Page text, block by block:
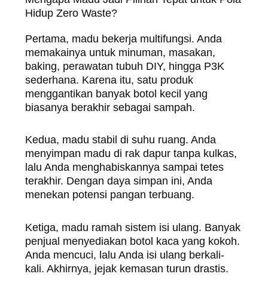
Hidup Zero Waste?
Pertama, madu bekerja multifungsi. Anda
memakainya untuk minuman, masakan,
baking, perawatan tubuh DIY, hingga P3K
sederhana. Karena itu, satu produk
menggantikan banyak botol kecil yang
biasanya berakhir sebagai sampah.
Kedua, madu stabil di suhu ruang. Anda
menyimpan madu di rak dapur tanpa kulkas,
lalu Anda menghabiskannya sampai tetes
terakhir. Dengan daya simpan ini, Anda
menekan potensi pangan terbuang.
Ketiga, madu ramah sistem isi ulang. Banyak
penjual menyediakan botol kaca yang kokoh.
Anda mencuci, lalu Anda isi ulang berkali-
kali. Akhirnya, jejak kemasan turun drastis.